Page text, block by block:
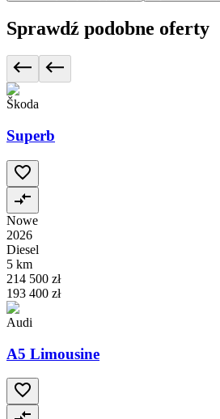
Sprawdź podobne oferty
Škoda
Superb
Nowe
2026
Diesel
5 km
214 500 zł
193 400 zł
Audi
A5 Limousine